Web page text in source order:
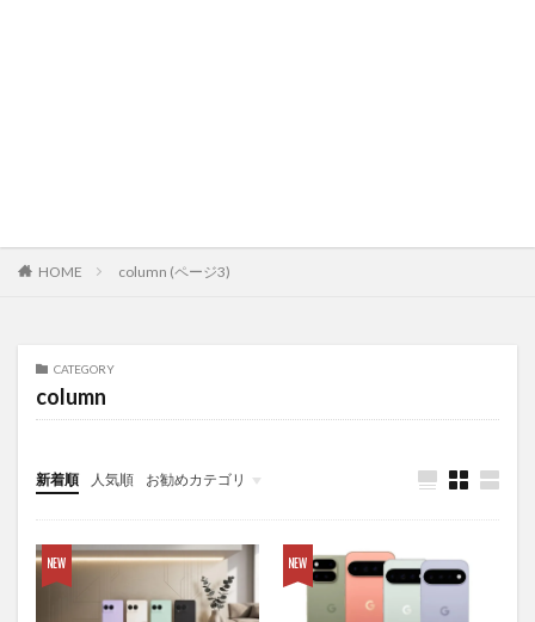
HOME column (ページ3)
CATEGORY
column
新着順 人気順 お勧めカテゴリ
未分類